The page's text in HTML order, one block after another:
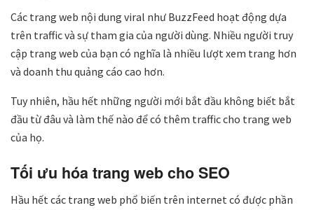
Các trang web nội dung viral như BuzzFeed hoạt động dựa
trên traffic và sự tham gia của người dùng. Nhiều người truy
cập trang web của bạn có nghĩa là nhiều lượt xem trang hơn
và doanh thu quảng cáo cao hơn.
Tuy nhiên, hầu hết những người mới bắt đầu không biết bắt
đầu từ đâu và làm thế nào để có thêm traffic cho trang web
của họ.
Tối ưu hóa trang web cho SEO
Hầu hết các trang web phổ biến trên internet có được phần